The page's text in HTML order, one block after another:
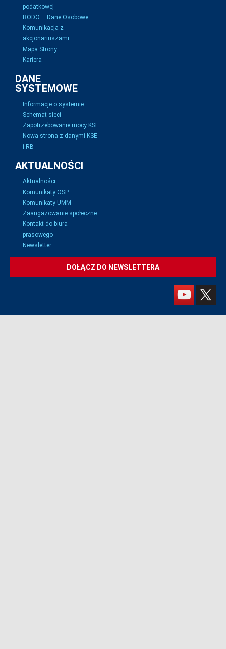
podatkowej
RODO – Dane Osobowe
Komunikacja z
akcjonariuszami
Mapa Strony
Kariera
DANE
SYSTEMOWE
Informacje o systemie
Schemat sieci
Zapotrzebowanie mocy KSE
Nowa strona z danymi KSE
i RB
AKTUALNOŚCI
Aktualności
Komunikaty OSP
Komunikaty UMM
Zaangażowanie społeczne
Kontakt do biura
prasowego
Newsletter
DOŁĄCZ DO NEWSLETTERA